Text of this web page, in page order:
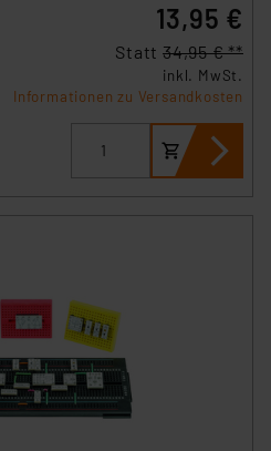
13,95 €
Statt 34,95 € **
inkl. MwSt.
Informationen zu Versandkosten